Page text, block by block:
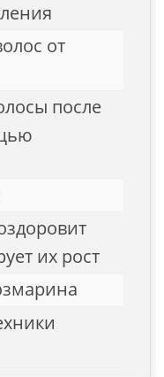
от
после
их рост